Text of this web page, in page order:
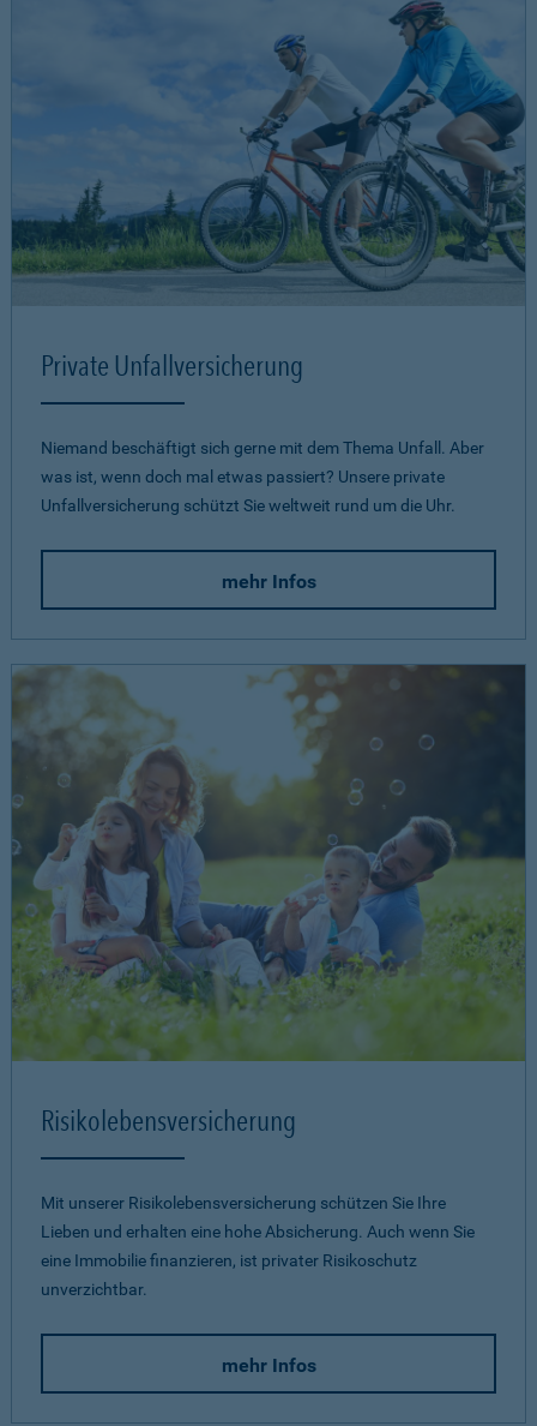
Private Unfallversicherung
Niemand beschäftigt sich gerne mit dem Thema Unfall. Aber
was ist, wenn doch mal etwas passiert? Unsere private
Unfallversicherung schützt Sie weltweit rund um die Uhr.
mehr Infos
Risikolebensversicherung
Mit unserer Risikolebensversicherung schützen Sie Ihre
Lieben und erhalten eine hohe Absicherung. Auch wenn Sie
eine Immobilie finanzieren, ist privater Risikoschutz
unverzichtbar.
mehr Infos